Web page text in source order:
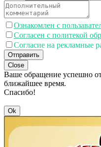
Ознакомлен с
Согласен с политекой
Согласие на рекламные
Отправить
Close
Ваше обращение успешно
ближайшее время.
Спасибо!
Ok